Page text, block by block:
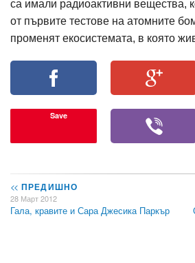
са имали радиоактивни вещества,
от първите тестове на атомните
променят екосистемата, в която
Save
<< ПРЕДИШНО
28 Март 2012
Гала, кравите и Сара Джесика Паркър